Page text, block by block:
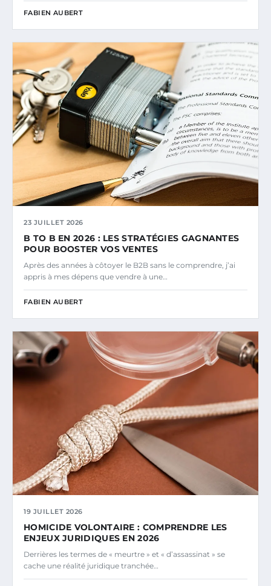
FABIEN AUBERT
23 JUILLET 2026
B TO B EN 2026 : LES STRATÉGIES GAGNANTES
POUR BOOSTER VOS VENTES
Après des années à côtoyer le B2B sans le comprendre, j’ai
appris à mes dépens que vendre à une…
FABIEN AUBERT
19 JUILLET 2026
HOMICIDE VOLONTAIRE : COMPRENDRE LES
ENJEUX JURIDIQUES EN 2026
Derrières les termes de « meurtre » et « d’assassinat » se
cache une réalité juridique tranchée…